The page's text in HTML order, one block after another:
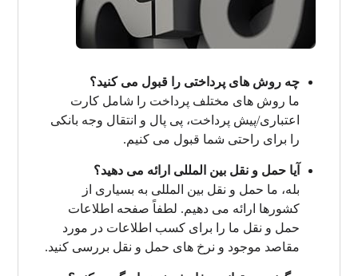
چه روش های پرداختی را قبول می کنید؟
ما روش های مختلف پرداخت را شامل کارت
اعتباری/پیش پرداخت، پی پال و انتقال وجه بانکی
را برای راحتی شما قبول می کنیم.
آیا حمل و نقل بین المللی ارائه می دهید؟
بله، ما حمل و نقل بین المللی به بسیاری از
کشورها ارائه می دهیم. لطفاً صفحه اطلاعات
حمل و نقل ما را برای کسب اطلاعات در مورد
مقاصد موجود و نرخ های حمل و نقل بررسی کنید.